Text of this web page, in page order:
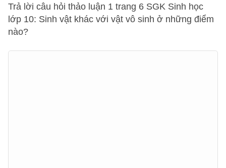
Trả lời câu hỏi thảo luận 1 trang 6 SGK Sinh học
lớp 10: Sinh vật khác với vật vô sinh ở những điểm
nào?